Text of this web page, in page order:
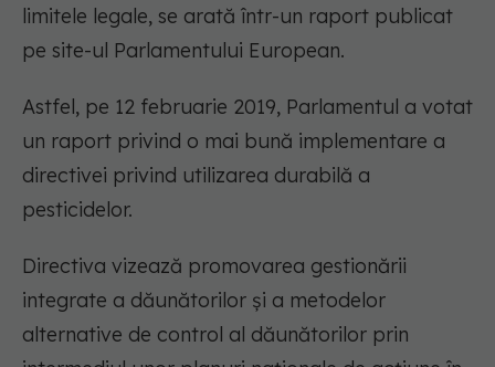
limitele legale, se arată într-un raport publicat
pe site-ul Parlamentului European.
Astfel, pe 12 februarie 2019, Parlamentul a votat
un raport privind o mai bună implementare a
directivei privind utilizarea durabilă a
pesticidelor.
Directiva vizează promovarea gestionării
integrate a dăunătorilor și a metodelor
alternative de control al dăunătorilor prin